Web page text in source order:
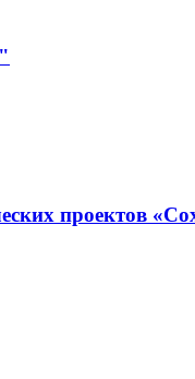
проектов